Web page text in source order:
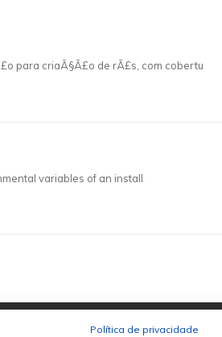
para criaÃ§Ã£o de rÃ£s, com cobertu
variables of an install
Política de privacidade